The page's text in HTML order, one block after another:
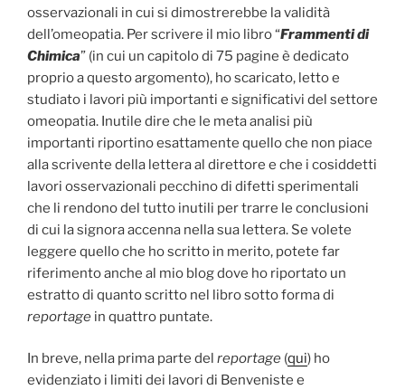
osservazionali in cui si dimostrerebbe la validità
dell’omeopatia. Per scrivere il mio libro “Frammenti di
Chimica” (in cui un capitolo di 75 pagine è dedicato
proprio a questo argomento), ho scaricato, letto e
studiato i lavori più importanti e significativi del settore
omeopatia. Inutile dire che le meta analisi più
importanti riportino esattamente quello che non piace
alla scrivente della lettera al direttore e che i cosiddetti
lavori osservazionali pecchino di difetti sperimentali
che li rendono del tutto inutili per trarre le conclusioni
di cui la signora accenna nella sua lettera. Se volete
leggere quello che ho scritto in merito, potete far
riferimento anche al mio blog dove ho riportato un
estratto di quanto scritto nel libro sotto forma di
reportage in quattro puntate.
In breve, nella prima parte del reportage (qui) ho
evidenziato i limiti dei lavori di Benveniste e